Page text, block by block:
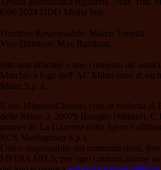
6/06/2024 DDD Media Srls
Direttore Responsabile: Marco Torretta
Vice Direttore: Max Bambara.
Sito non ufficiale e non connesso all'
Marchio e logo dell' AC Milan sono di
Milan S.p.A.
Il sito MilanistiChannel.com di titolarità
delle Risaie 3, 20079 Basiglio (Milano),
partner de La Gazzetta dello Sport e
RCS Mediagroup S.p.a..
Unico responsabile dei contenuti (testi,
MEDIA SRLS; per ogni comunicazione